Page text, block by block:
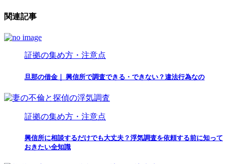
関連記事
証拠の集め方・注意点
旦那の借金｜ 興信所で調査できる・できない？違法行為なの
証拠の集め方・注意点
興信所に相談するだけでも大丈夫？浮気調査を依頼する前に知って
おきたい全知識